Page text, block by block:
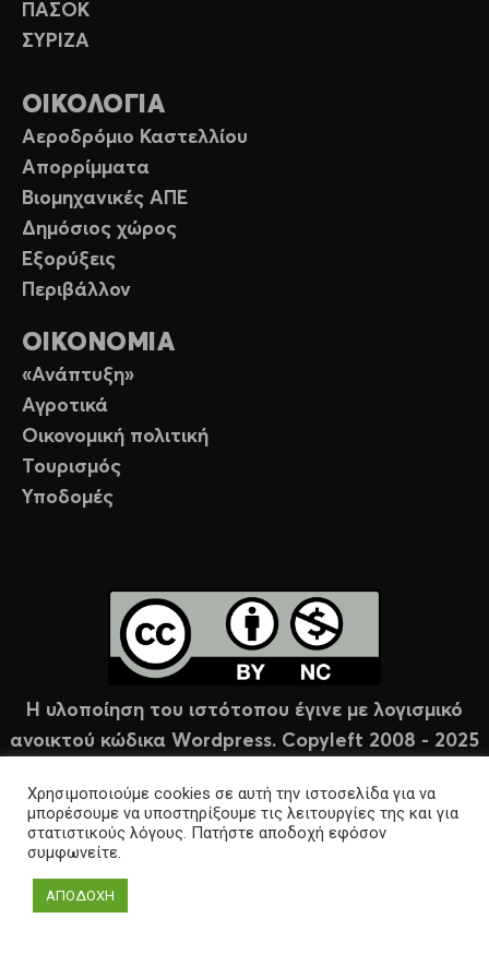
ΠΑΣΟΚ
ΣΥΡΙΖΑ
ΟΙΚΟΛΟΓΙΑ
Αεροδρόμιο Καστελλίου
Απορρίμματα
Βιομηχανικές ΑΠΕ
Δημόσιος χώρος
Εξορύξεις
Περιβάλλον
ΟΙΚΟΝΟΜΙΑ
«Ανάπτυξη»
Αγροτικά
Οικονομική πολιτική
Τουρισμός
Υποδομές
Η υλοποίηση του ιστότοπου έγινε με λογισμικό
ανοικτού κώδικα Wordpress. Copyleft 2008 - 2025
Χρησιμοποιούμε cookies σε αυτή την ιστοσελίδα για να
μπορέσουμε να υποστηρίξουμε τις λειτουργίες της και για
στατιστικούς λόγους. Πατήστε αποδοχή εφόσον
συμφωνείτε.
ΑΠΟΔΟΧΗ